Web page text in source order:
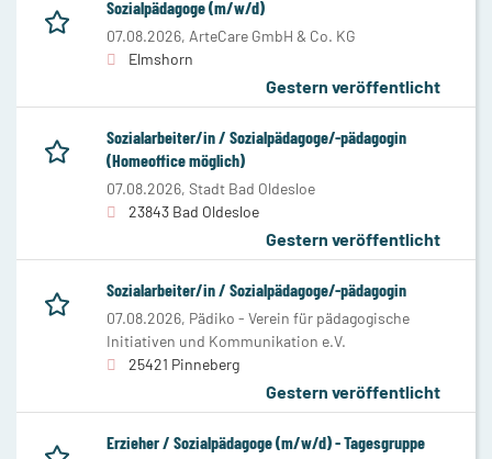
Sozialpädagoge (m/w/d)
07.08.2026, ArteCare GmbH & Co. KG
Elmshorn
Gestern veröffentlicht
Sozialarbeiter/in / Sozialpädagoge/-pädagogin
(Homeoffice möglich)
07.08.2026, Stadt Bad Oldesloe
23843 Bad Oldesloe
Gestern veröffentlicht
Sozialarbeiter/in / Sozialpädagoge/-pädagogin
07.08.2026, Pädiko - Verein für pädagogische
Initiativen und Kommunikation e.V.
25421 Pinneberg
Gestern veröffentlicht
Erzieher / Sozialpädagoge (m/w/d) - Tagesgruppe